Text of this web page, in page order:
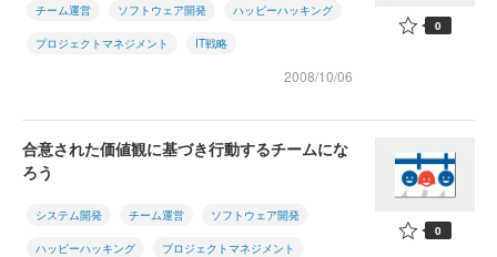
チーム運営 ソフトウェア開発 ハッピーハッキング
プロジェクトマネジメント IT戦略
2008/10/06
0
合意された価値観に基づき行動するチームにな
ろう
システム開発 チーム運営 ソフトウェア開発
ハッピーハッキング プロジェクトマネジメント
0